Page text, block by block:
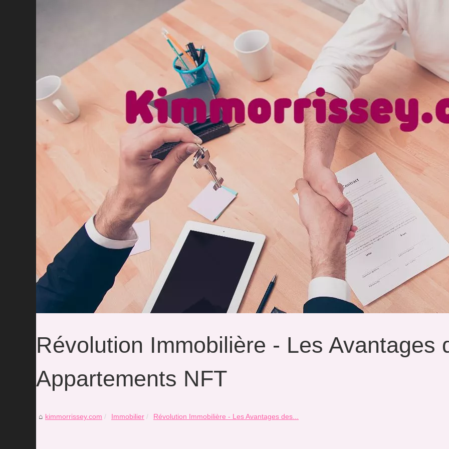
Révolution Immobilière - Les Avantages
Appartements NFT
kimmorrissey.com Immobilier Révolution Immobilière - Les Avantages des...